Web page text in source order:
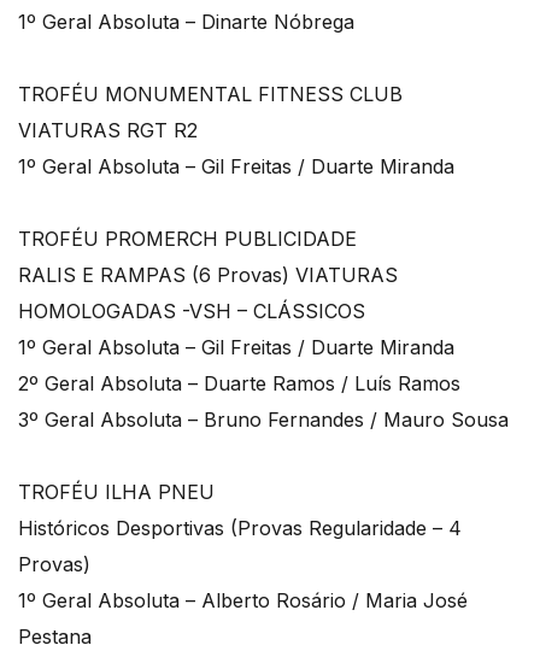
1º Geral Absoluta – Dinarte Nóbrega
TROFÉU MONUMENTAL FITNESS CLUB
VIATURAS RGT R2
1º Geral Absoluta – Gil Freitas / Duarte Miranda
TROFÉU PROMERCH PUBLICIDADE
RALIS E RAMPAS (6 Provas) VIATURAS
HOMOLOGADAS -VSH – CLÁSSICOS
1º Geral Absoluta – Gil Freitas / Duarte Miranda
2º Geral Absoluta – Duarte Ramos / Luís Ramos
3º Geral Absoluta – Bruno Fernandes / Mauro Sousa
TROFÉU ILHA PNEU
Históricos Desportivas (Provas Regularidade – 4
Provas)
1º Geral Absoluta – Alberto Rosário / Maria José
Pestana